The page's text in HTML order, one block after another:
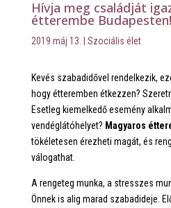
Hívja meg családját
étterembe Budapesten!
2019 máj 13. Szociális élet
Kevés szabadidővel rendelkezik,
hogy étteremben étkezzen?
Esetleg kiemelkedő esemény
vendéglátóhelyet? Magyaros
tökéletesen érezheti magát, és
válogathat.
A rengeteg munka, a stresszes
Önnek is alig marad szabadideje.